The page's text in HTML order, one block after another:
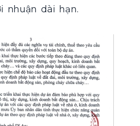
nhuận dài hạn.